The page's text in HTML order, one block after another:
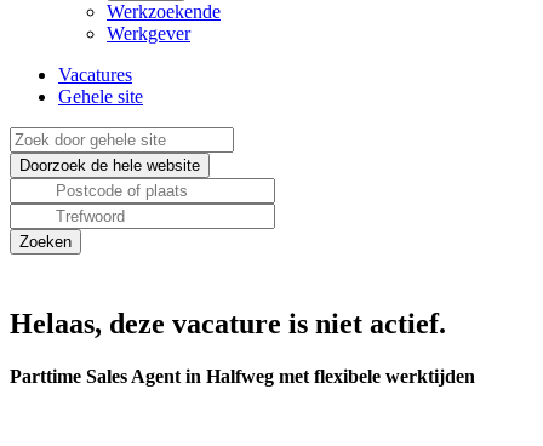
Werkzoekende
Werkgever
Vacatures
Gehele site
Helaas, deze vacature is niet actief.
Parttime Sales Agent in Halfweg met flexibele werktijden